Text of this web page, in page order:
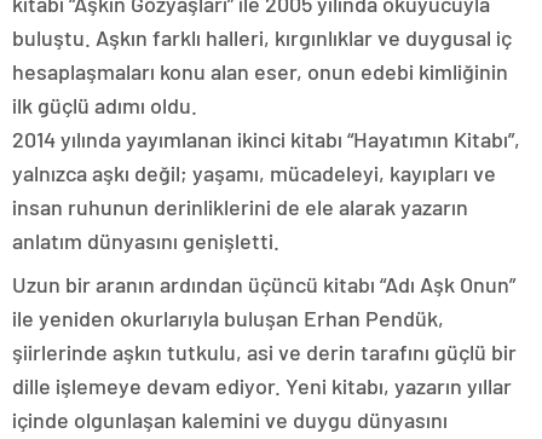
buluştu. Aşkın farklı halleri, kırgınlıklar ve duygusal iç
hesaplaşmaları konu alan eser, onun edebi kimliğinin
ilk güçlü adımı oldu.
2014 yılında yayımlanan ikinci kitabı “Hayatımın Kitabı”,
yalnızca aşkı değil; yaşamı, mücadeleyi, kayıpları ve
insan ruhunun derinliklerini de ele alarak yazarın
anlatım dünyasını genişletti.
Uzun bir aranın ardından üçüncü kitabı “Adı Aşk Onun”
ile yeniden okurlarıyla buluşan Erhan Pendük,
şiirlerinde aşkın tutkulu, asi ve derin tarafını güçlü bir
dille işlemeye devam ediyor. Yeni kitabı, yazarın yıllar
içinde olgunlaşan kalemini ve duygu dünyasını